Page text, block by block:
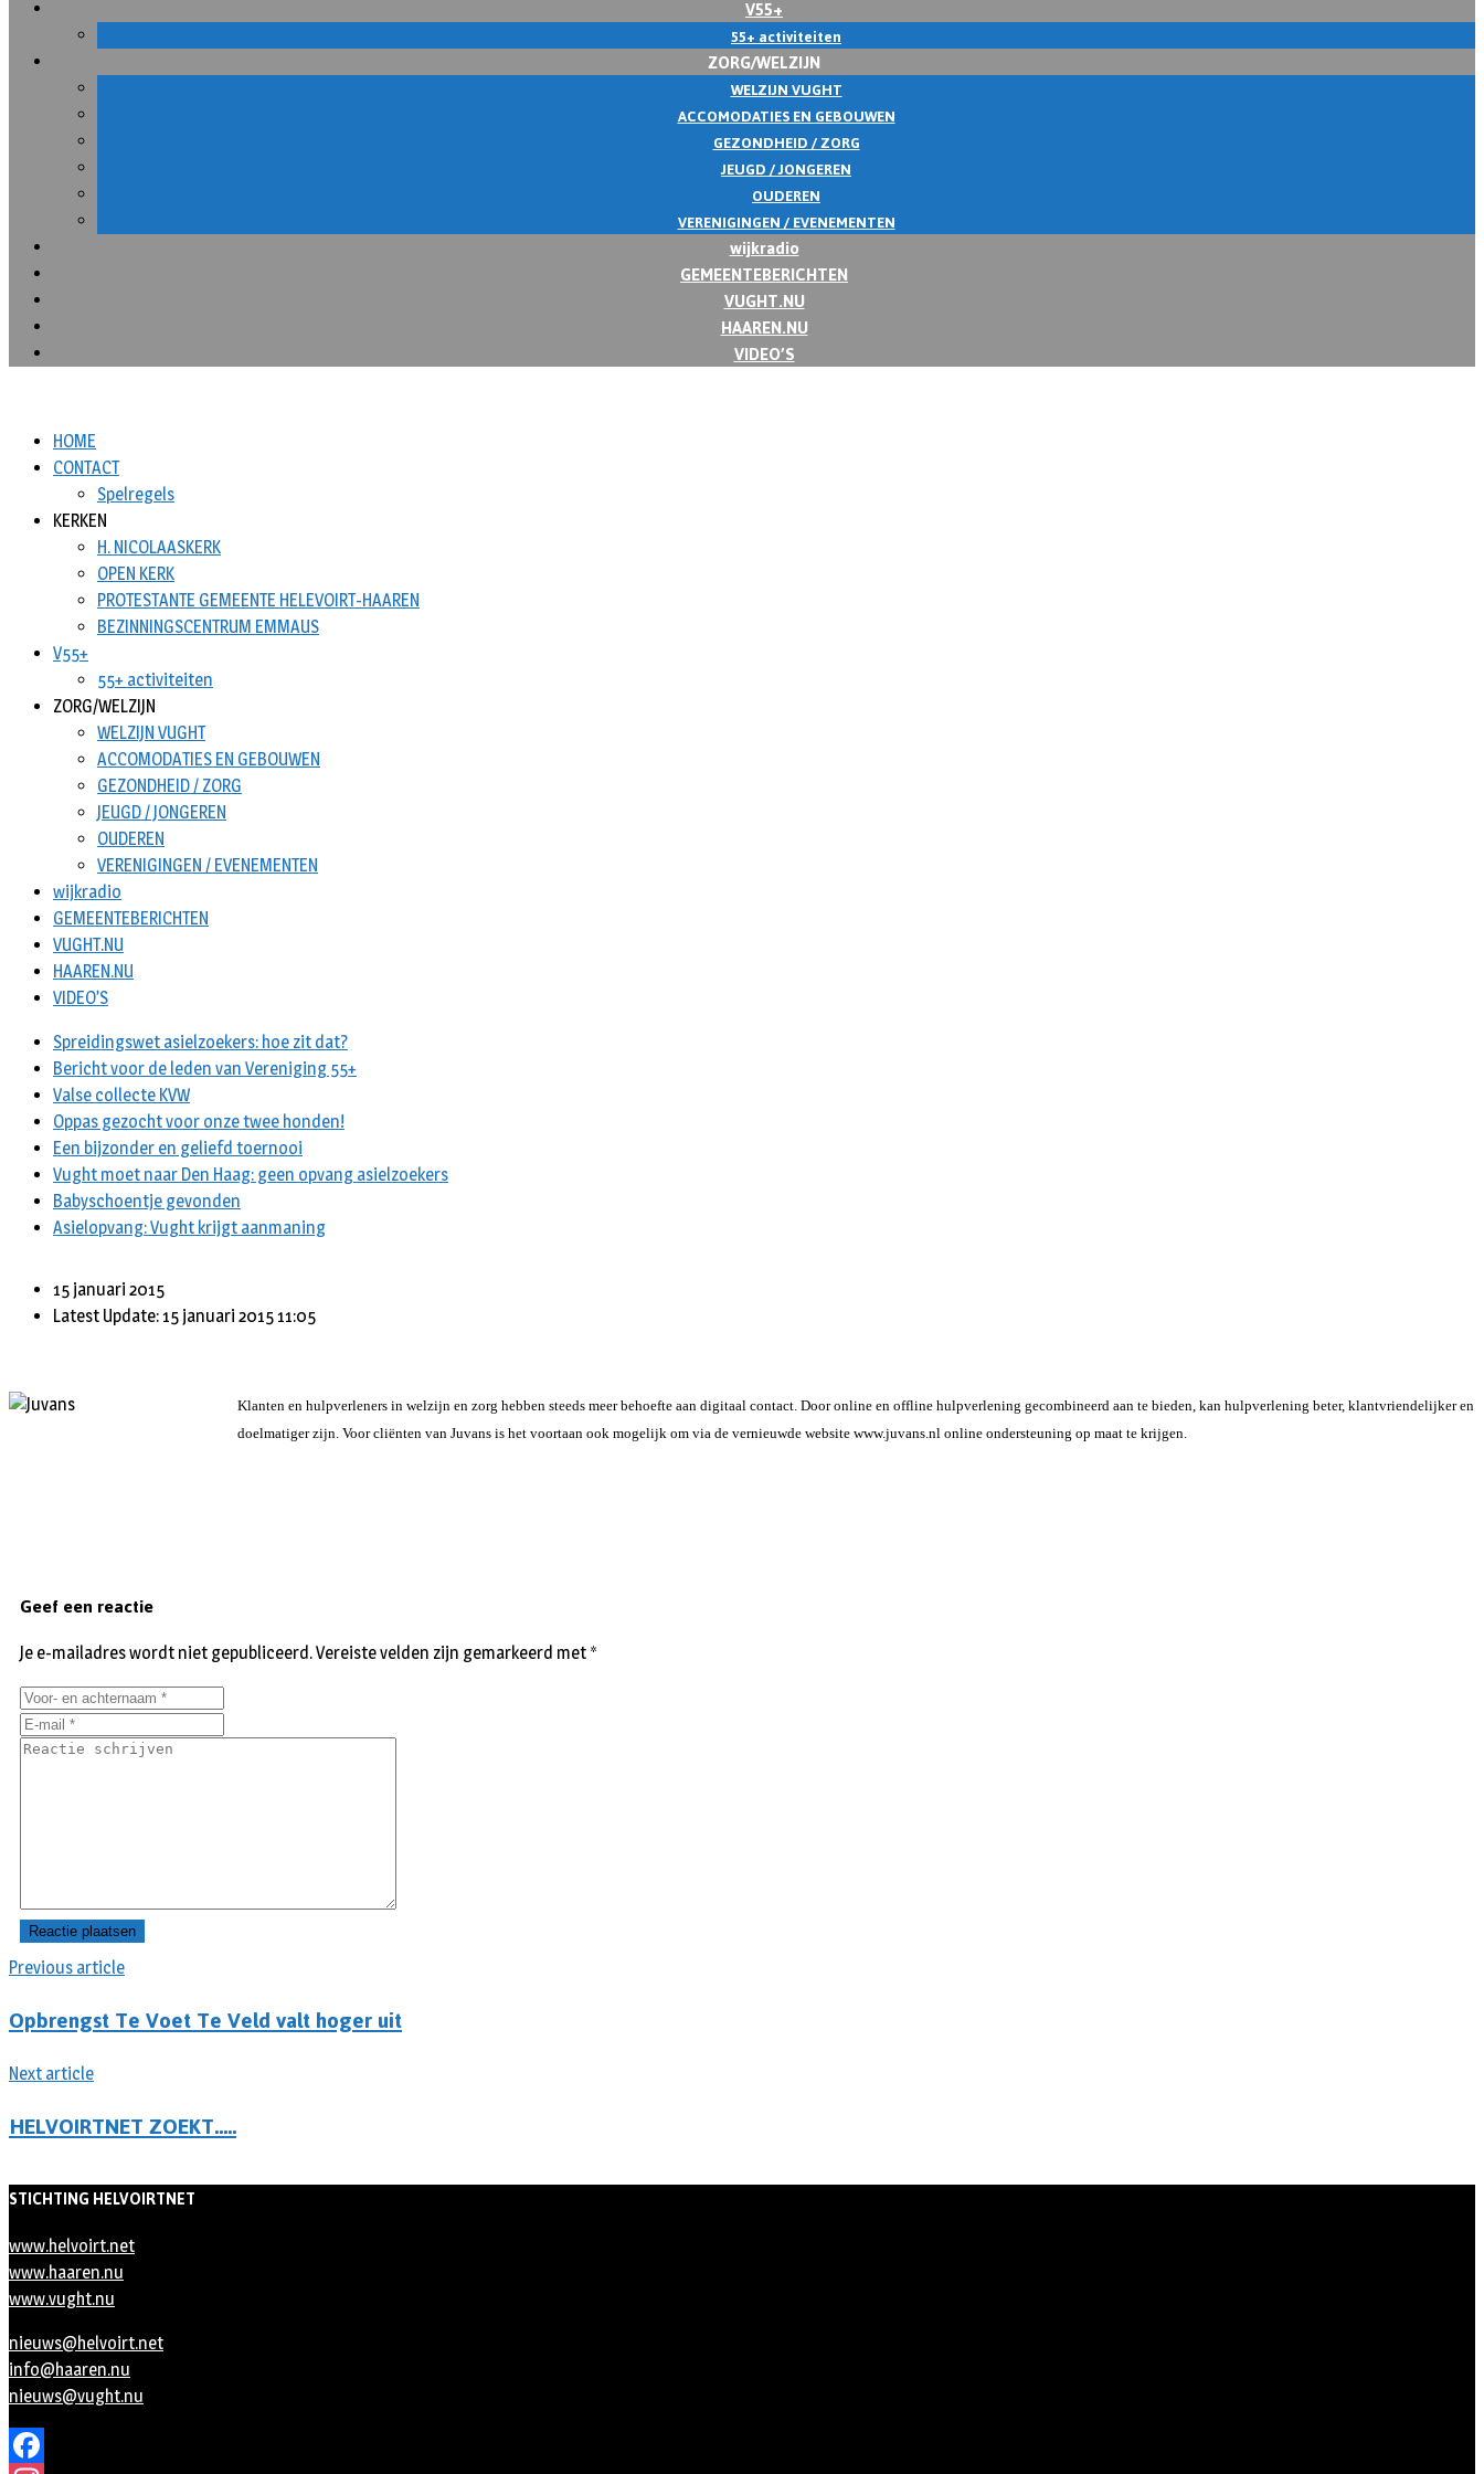
V55+
55+ activiteiten
ZORG/WELZIJN
WELZIJN VUGHT
ACCOMODATIES EN GEBOUWEN
GEZONDHEID / ZORG
JEUGD / JONGEREN
OUDEREN
VERENIGINGEN / EVENEMENTEN
wijkradio
GEMEENTEBERICHTEN
VUGHT.NU
HAAREN.NU
VIDEO’S
HOME
CONTACT
Spelregels
KERKEN
H. NICOLAASKERK
OPEN KERK
PROTESTANTE GEMEENTE HELEVOIRT-HAAREN
BEZINNINGSCENTRUM EMMAUS
V55+
55+ activiteiten
ZORG/WELZIJN
WELZIJN VUGHT
ACCOMODATIES EN GEBOUWEN
GEZONDHEID / ZORG
JEUGD / JONGEREN
OUDEREN
VERENIGINGEN / EVENEMENTEN
wijkradio
GEMEENTEBERICHTEN
VUGHT.NU
HAAREN.NU
VIDEO’S
Spreidingswet asielzoekers: hoe zit dat?
Bericht voor de leden van Vereniging 55+
Valse collecte KVW
Oppas gezocht voor onze twee honden!
Een bijzonder en geliefd toernooi
Vught moet naar Den Haag: geen opvang asielzoekers
Babyschoentje gevonden
Asielopvang: Vught krijgt aanmaning
15 januari 2015
Latest Update: 15 januari 2015 11:05
Klanten en hulpverleners in welzijn en zorg hebben steeds meer behoefte aan digitaal contact. Door online en offline hulpverlening gecombineerd aan te bieden, kan hulpverlening beter, klantvriendelijker en
doelmatiger zijn. Voor cliënten van Juvans is het voortaan ook mogelijk om via de vernieuwde website www.juvans.nl online ondersteuning op maat te krijgen.
Previous article
Opbrengst Te Voet Te Veld valt hoger uit
Next article
HELVOIRTNET ZOEKT…..
Geef een reactie
Je e-mailadres wordt niet gepubliceerd.Vereiste velden zijn gemarkeerd met *
STICHTING HELVOIRTNET
www.helvoirt.net
www.haaren.nu
www.vught.nu
nieuws@helvoirt.net
info@haaren.nu
nieuws@vught.nu